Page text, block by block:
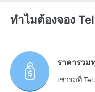
ทำไมต้องจอง
ราคารวม
เช่ารถที่